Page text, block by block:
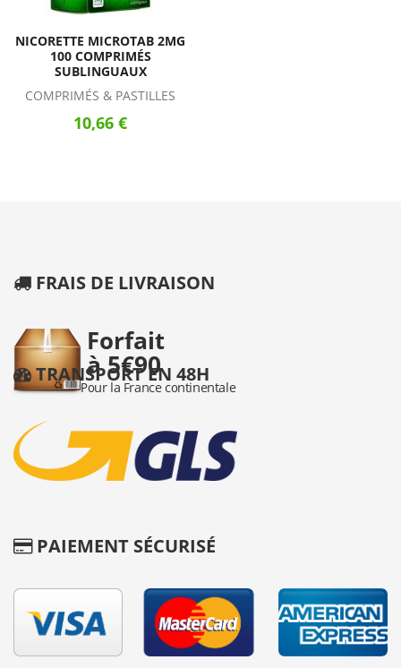
NICORETTE MICROTAB 2MG
100 COMPRIMÉS
SUBLINGUAUX
COMPRIMÉS & PASTILLES
10,66 €
FRAIS DE LIVRAISON
TRANSPORT EN 48H
PAIEMENT SÉCURISÉ